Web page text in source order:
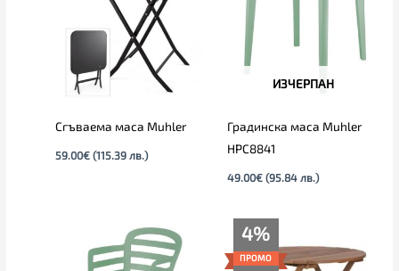
Сгъваема маса Muhler
59.00€ (115.39 лв.)
ИЗЧЕРПАН
Градинска маса Muhler
HPC8841
49.00€ (95.84 лв.)
4%
ПРОМО
was:
89.00€
е:
85.00€